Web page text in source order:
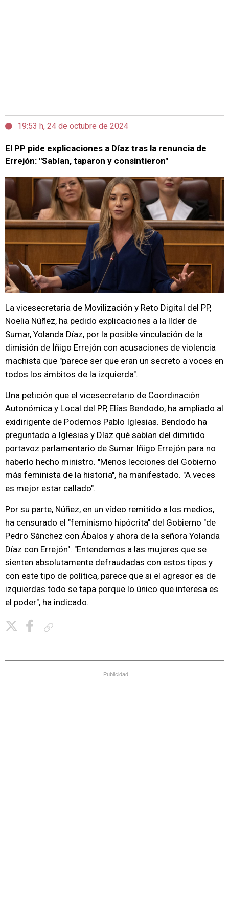
19:53 h, 24 de octubre de 2024
El PP pide explicaciones a Díaz tras la renuncia de
Errejón: "Sabían, taparon y consintieron"
La vicesecretaria de Movilización y Reto Digital del PP,
Noelia Núñez, ha pedido explicaciones a la líder de
Sumar, Yolanda Díaz, por la posible vinculación de la
dimisión de Íñigo Errejón con acusaciones de violencia
machista que "parece ser que eran un secreto a voces en
todos los ámbitos de la izquierda".
Una petición que el vicesecretario de Coordinación
Autonómica y Local del PP, Elías Bendodo, ha ampliado al
exidirigente de Podemos Pablo Iglesias. Bendodo ha
preguntado a Iglesias y Díaz qué sabían del dimitido
portavoz parlamentario de Sumar Iñigo Errejón para no
haberlo hecho ministro. "Menos lecciones del Gobierno
más feminista de la historia", ha manifestado. "A veces
es mejor estar callado".
Por su parte, Núñez, en un vídeo remitido a los medios,
ha censurado el "feminismo hipócrita" del Gobierno "de
Pedro Sánchez con Ábalos y ahora de la señora Yolanda
Díaz con Errejón". "Entendemos a las mujeres que se
sienten absolutamente defraudadas con estos tipos y
con este tipo de política, parece que si el agresor es de
izquierdas todo se tapa porque lo único que interesa es
el poder", ha indicado.
Publicidad